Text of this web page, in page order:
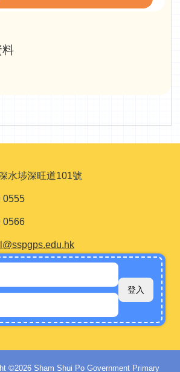
料
水埗深旺道101號
0555
0566
©2026 Sham Shui Po Government Primary